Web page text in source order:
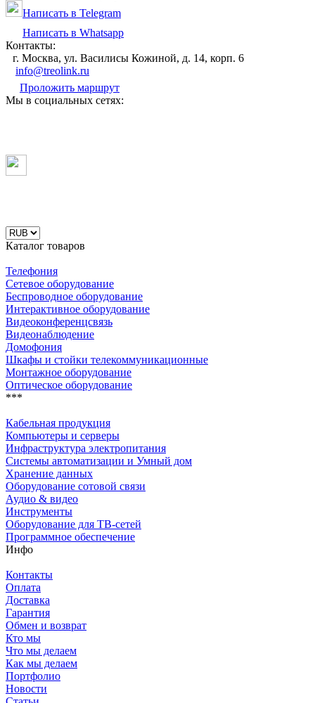
Написать в Telegram
Написать в Whatsapp
Контакты:
г. Москва, ул. Василисы Кожиной, д. 14, корп. 6
info@treolink.ru
Проложить маршрут
Мы в социальных сетях:
Каталог товаров
Телефония
Сетевое оборудование
Беспроводное оборудование
Интерактивное оборудование
Видеоконференцсвязь
Видеонаблюдение
Домофония
Шкафы и стойки телекоммуникационные
Монтажное оборудование
Оптическое оборудование
***
Кабельная продукция
Компьютеры и серверы
Инфраструктура электропитания
Системы автоматизации и Умный дом
Хранение данных
Оборудование сотовой связи
Аудио & видео
Инструменты
Оборудование для ТВ-сетей
Программное обеспечение
Инфо
Контакты
Оплата
Доставка
Гарантия
Обмен и возврат
Кто мы
Что мы делаем
Как мы делаем
Портфолио
Новости